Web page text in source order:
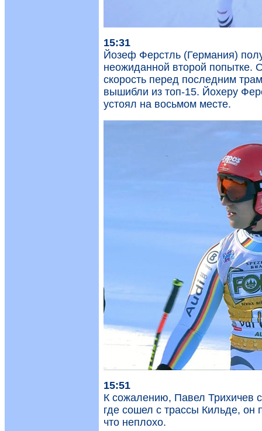
15:31
Йозеф Ферстль (Германия)
неожиданной второй попытке.
скорость перед последним
вышибли из топ-15. Йохеру
устоял на восьмом месте.
15:51
К сожалению, Павел Трихичев
где сошел с трассы Кильде, он
что неплохо.